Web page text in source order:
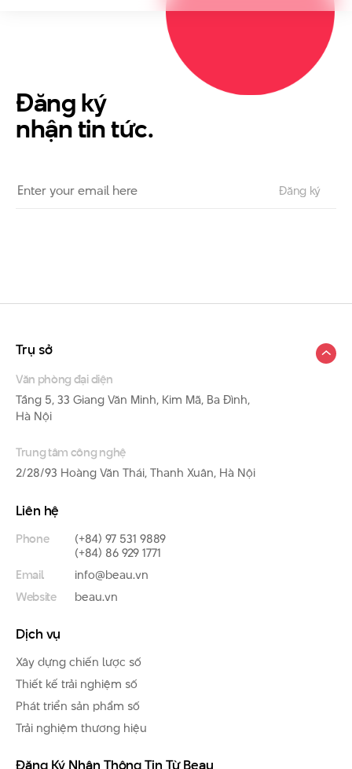
Đăng ký
nhận tin tức.
Trụ sở
Văn phòng đại diện
Tầng 5, 33 Giang Văn Minh, Kim Mã, Ba Đình,
Hà Nội
Trung tâm công nghệ
2/28/93 Hoàng Văn Thái, Thanh Xuân, Hà Nội
Liên hệ
Phone
(+84) 97 531 9889
(+84) 86 929 1771
Email
info@beau.vn
Website
beau.vn
Dịch vụ
Xây dựng chiến lược số
Thiết kế trải nghiệm số
Phát triển sản phẩm số
Trải nghiệm thương hiệu
Đăng Ký Nhận Thông Tin Từ Beau